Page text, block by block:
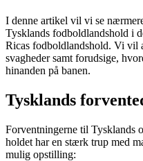
I denne artikel vil vi se
Tysklands fodboldlandshold i
Ricas fodboldlandshold. Vi vil
svagheder samt forudsige,
hinanden på banen.
Tysklands
Forventningerne til Tysklands
holdet har en stærk trup med
mulig opstilling: